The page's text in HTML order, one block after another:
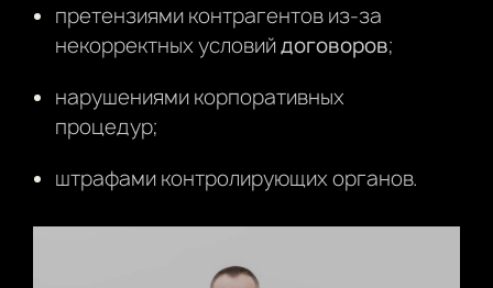
претензиями контрагентов из-за
некорректных условийдоговоров;
нарушениями корпоративных
процедур;
штрафами контролирующих органов.